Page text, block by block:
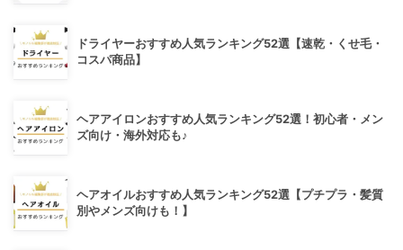
ドライヤーおすすめ人気ランキング52選【速乾・くせ毛・
コスパ商品】
ヘアアイロンおすすめ人気ランキング52選！初心者・メン
ズ向け・海外対応も♪
ヘアオイルおすすめ人気ランキング52選【プチプラ・髪質
別やメンズ向けも！】